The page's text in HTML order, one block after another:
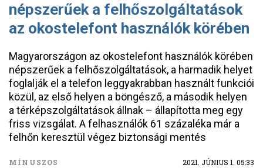
népszerűek a felhőszolgáltatások
az okostelefont használók körében
Magyarországon az okostelefont használók körében
népszerűek a felhőszolgáltatások, a harmadik helyet
foglalják el a telefon leggyakrabban használt funkciói
közül, az első helyen a böngésző, a második helyen
a térképszolgáltatások állnak – állapította meg egy
friss vizsgálat. A felhasználók 61 százaléka már a
felhőn keresztül végez biztonsági mentés
MÍNUSZOS 2021. JÚNIUS 1. 05:33